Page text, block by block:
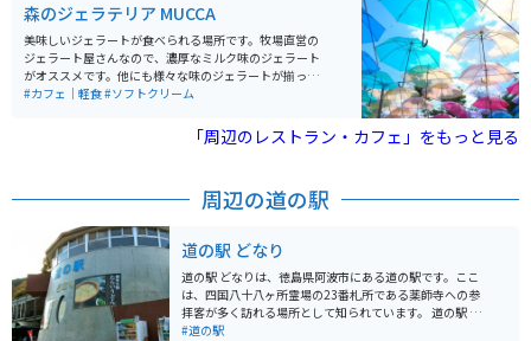
森のジェラテリア MUCCA
美味しいジェラートが食べられる場所です。牧場直営の
ジェラート屋さんなので、濃厚なミルク味のジェラート
がオススメです。他にも様々な味のジェラートが揃って
います。カラフルな傘が飾られており、オシャレな空間
#カフェ｜軽食#ソフトクリーム
「周辺のレストラン・カフェ」をもっと見る
周辺の道の駅
道の駅 どなり
道の駅 どなりは、徳島県阿波市にある道の駅です。ここ
は、四国八十八ヶ所霊場の23番札所である薬師寺への参
拝客が多く訪れる場所として知られています。 道の駅 ど
なりには、地元の特産品を販売する直売所があり、新鮮
#道の駅